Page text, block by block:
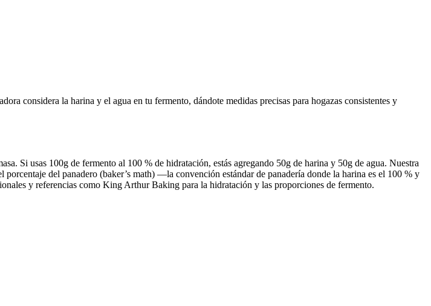
considera la harina y el agua en tu fermento, dándote medidas precisas para hogazas consistentes y
Si usas 100g de fermento al 100 % de hidratación, estás agregando 50g de harina y 50g de agua. Nuestra
del panadero (baker’s math) —la convención estándar de panadería donde la harina es el 100 % y
y referencias como King Arthur Baking para la hidratación y las proporciones de fermento.